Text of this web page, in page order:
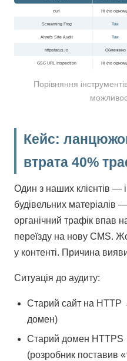
curl Ні (по
Screaming Frog Так
Ahrefs Site Audit Так
httpstatus.io Обмежено
GSC URL Inspection Ні (по
Порівняння
Кейс: ланцюжок
втрата 40%
Один з наших клієнтів —
будівельних матеріалів
органічний трафік впав
переїзду на нову CMS.
у контенті. Причина
Ситуація до аудиту:
Старий сайт на HTTP
домен)
Старий домен
(розробник поставив